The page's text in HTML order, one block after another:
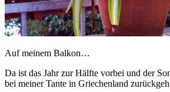
Auf meinem Balkon…
Da ist das Jahr zur Hälfte vorbei und der
bei meiner Tante in Griechenland